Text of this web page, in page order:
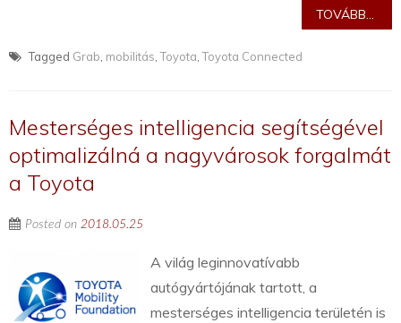
TOVÁBB...
Tagged Grab mobilitás ,Toyota ,Toyota Connected
Mesterséges intelligencia segítségével
optimalizálná a nagyvárosok forgalmát
a Toyota
Posted on 2018.05.25
A világ leginnovatívabb
autógyártójának tartott, a
mesterséges intelligencia területén is